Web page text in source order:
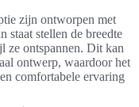
zijn ontworpen met
staat stellen de breedte
ze ontspannen. Dit kan
ontwerp, waardoor het
comfortabele ervaring